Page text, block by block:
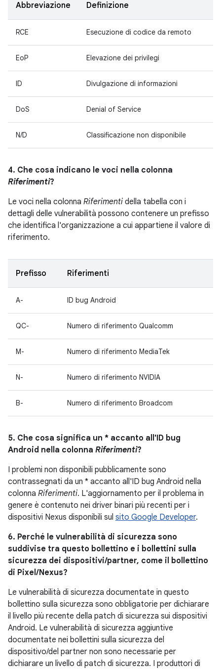
Abbreviazione Definizione
RCE Esecuzione di codice da remoto
EoP Elevazione dei privilegi
ID Divulgazione di informazioni
DoS Denial of Service
N/D Classificazione non disponibile
4. Che cosa indicano le voci nella colonna
Riferimenti?
Le voci nella colonna Riferimenti della tabella con i
dettagli delle vulnerabilità possono contenere un prefisso
che identifica l'organizzazione a cui appartiene il valore di
riferimento.
Prefisso Riferimenti
A- ID bug Android
QC- Numero di riferimento Qualcomm
M- Numero di riferimento MediaTek
N- Numero di riferimento NVIDIA
B- Numero di riferimento Broadcom
5. Che cosa significa un * accanto all'ID bug
Android nella colonna Riferimenti?
I problemi non disponibili pubblicamente sono
contrassegnati da un * accanto all'ID bug Android nella
colonna Riferimenti. L'aggiornamento per il problema in
genere è contenuto nei driver binari più recenti per i
dispositivi Nexus disponibili sul sito Google Developer.
6. Perché le vulnerabilità di sicurezza sono
suddivise tra questo bollettino e i bollettini sulla
sicurezza dei dispositivi/partner, come il bollettino
di Pixel/Nexus?
Le vulnerabilità di sicurezza documentate in questo
bollettino sulla sicurezza sono obbligatorie per dichiarare
il livello più recente della patch di sicurezza sui dispositivi
Android. Le vulnerabilità di sicurezza aggiuntive
documentate nei bollettini sulla sicurezza del
dispositivo/del partner non sono necessarie per
dichiarare un livello di patch di sicurezza. I produttori di